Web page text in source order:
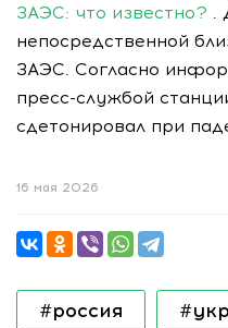
ЗАЭС: что известно? .
непосредственной
ЗАЭС. Согласно
пресс-службой
сдетонировал при
16 мая 2026
#россия